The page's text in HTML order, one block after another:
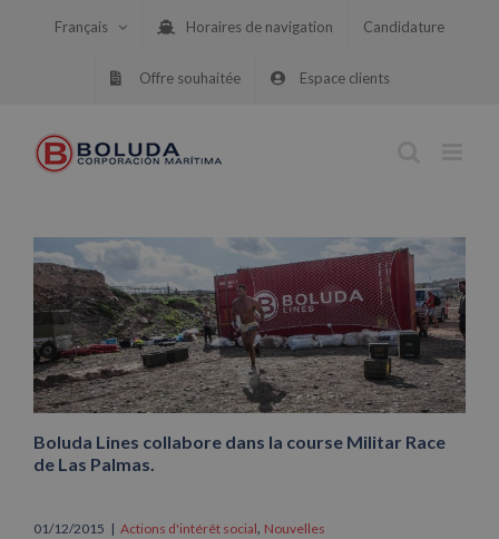
Français Horaires de navigation Candidature
Offre souhaitée Espace clients
Boluda Lines collabore dans la course Militar Race
de Las Palmas.
01/12/2015 | Actions d'intérêt social, Nouvelles